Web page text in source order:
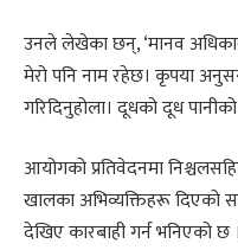
उनले लेखेका छन्, ‘मानव
मेरो पनि नाम रहेछ। कृपया
गरिदिनुहोला। दूधको दूध
आयोगको प्रतिवेदनमा
खालका अभिव्यक्तिहरू दिएको
देखिए कारबाही गर्न भनिएको छ ।